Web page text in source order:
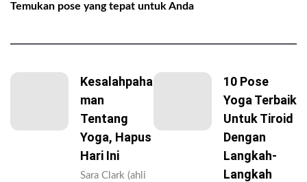
Temukan pose yang tepat untuk Anda
Kesalahpaha
Man
Tentang
Yoga, Hapus
Hari Ini
Sara Clark (ahli
10 Pose
Yoga Terbaik
Untuk Tiroid
Dengan
Langkah-
Langkah